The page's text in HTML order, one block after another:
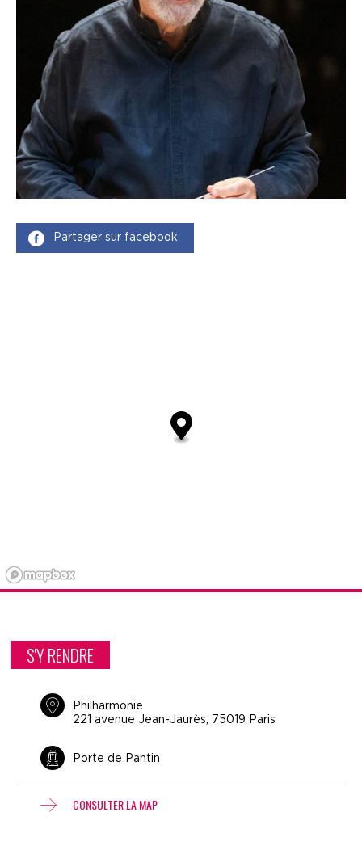
Partager sur facebook
S'Y RENDRE
Philharmonie
221 avenue Jean-Jaurès, 75019 Paris
Porte de Pantin
CONSULTER LA MAP